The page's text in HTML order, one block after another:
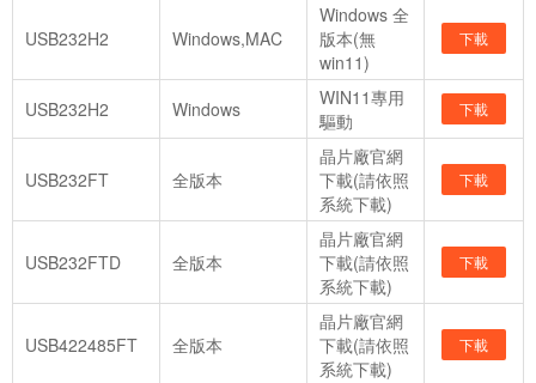
USB232H2 Windows,MAC
Windows 全
版本(無
win11)
下載
USB232H2 Windows
WIN11專用
驅動
下載
USB232FT 全版本
晶片廠官網
下載(請依照
系統下載)
下載
USB232FTD 全版本
晶片廠官網
下載(請依照
系統下載)
下載
USB422485FT 全版本
晶片廠官網
下載(請依照
系統下載)
下載